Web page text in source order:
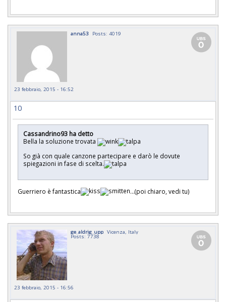
anna53 Posts: 4019
23 febbraio, 2015 - 16:52
10
Cassandrino93 ha detto
Bella la soluzione trovata
So già con quale canzone partecipare e darò le dovute
spiegazioni in fase di scelta.
Guerriero è fantastica ...(poi chiaro, vedi tu)
ge_aldrig_upp Vicenza, Italy
Posts: 7738
23 febbraio, 2015 - 16:56